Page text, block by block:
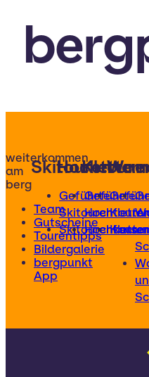
weiterkommen
am
berg
Team
Gutscheine
Tourentipps
Bildergalerie
bergpunkt
App
Skitouren
Geführte
Skitouren
Skitourenkurse
Geführte
Klettern